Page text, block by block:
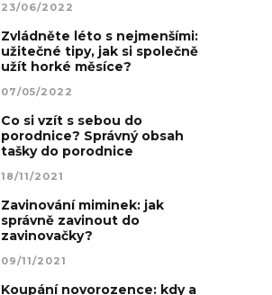
23/06/2022
Zvládněte léto s nejmenšími:
užitečné tipy, jak si společně
užít horké měsíce?
07/05/2022
Co si vzít s sebou do
porodnice? Správný obsah
tašky do porodnice
18/11/2021
Zavinování miminek: jak
správně zavinout do
zavinovačky?
09/11/2021
Koupání novorozence: kdy a